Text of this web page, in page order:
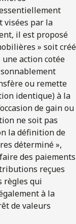
visées par la
il est proposé
» soit créé
action cotée
ou remette
identique) à la
de gain ou
ne soit pas
la définition de
déterminé »,
des paiements
reçues
règles qui
à la
de valeurs